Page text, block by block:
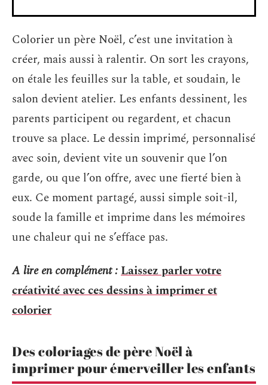
Colorier un père Noël, c’est une invitation à
créer, mais aussi à ralentir. On sort les crayons,
on étale les feuilles sur la table, et soudain, le
salon devient atelier. Les enfants dessinent, les
parents participent ou regardent, et chacun
trouve sa place. Le dessin imprimé, personnalisé
avec soin, devient vite un souvenir que l’on
garde, ou que l’on offre, avec une fierté bien à
eux. Ce moment partagé, aussi simple soit-il,
soude la famille et imprime dans les mémoires
une chaleur qui ne s’efface pas.
A lire en complément :Laissez parler votre
créativité avec ces dessins à imprimer et
colorier
Des coloriages de père Noël à
imprimer pour émerveiller les enfants